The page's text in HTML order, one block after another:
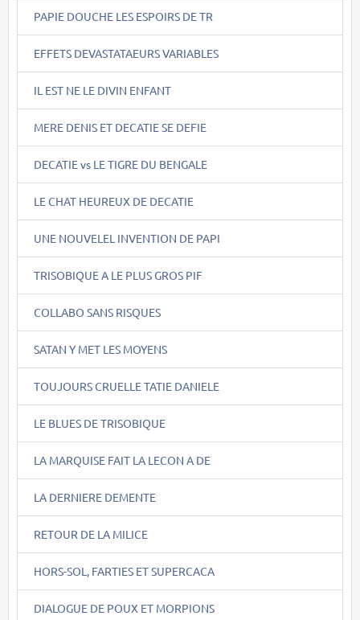
PAPIE DOUCHE LES ESPOIRS DE TR
EFFETS DEVASTATAEURS VARIABLES
IL EST NE LE DIVIN ENFANT
MERE DENIS ET DECATIE SE DEFIE
DECATIE vs LE TIGRE DU BENGALE
LE CHAT HEUREUX DE DECATIE
UNE NOUVELEL INVENTION DE PAPI
TRISOBIQUE A LE PLUS GROS PIF
COLLABO SANS RISQUES
SATAN Y MET LES MOYENS
TOUJOURS CRUELLE TATIE DANIELE
LE BLUES DE TRISOBIQUE
LA MARQUISE FAIT LA LECON A DE
LA DERNIERE DEMENTE
RETOUR DE LA MILICE
HORS-SOL, FARTIES ET SUPERCACA
DIALOGUE DE POUX ET MORPIONS